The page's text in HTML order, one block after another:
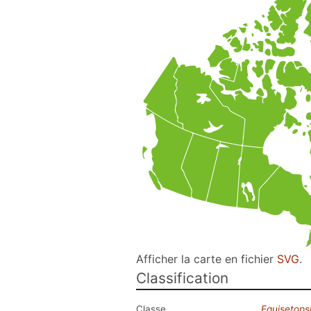
Afficher la carte en fichier SVG.
Classification